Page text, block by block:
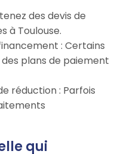
des devis de
à Toulouse.
: Certains
plans de paiement
réduction : Parfois
qui